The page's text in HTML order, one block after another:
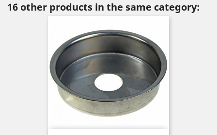
16 other products in the same category: